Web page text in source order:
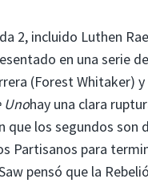
2, incluido Luthen
en una serie
(Forest Whitaker)
Unohay una clara
los segundos son
Partisanos para
pensó que la